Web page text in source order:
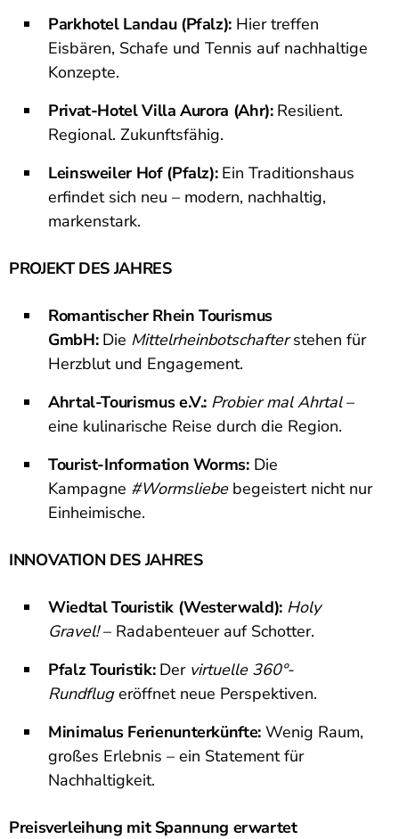
Parkhotel Landau (Pfalz): Hier treffen
Eisbären, Schafe und Tennis auf nachhaltige
Konzepte.
Privat-Hotel Villa Aurora (Ahr):Resilient.
Regional. Zukunftsfähig.
Leinsweiler Hof (Pfalz):Ein Traditionshaus
erfindet sich neu – modern, nachhaltig,
markenstark.
PROJEKT DES JAHRES
Romantischer Rhein Tourismus
GmbH:Die Mittelrheinbotschafterstehen für
Herzblut und Engagement.
Ahrtal-Tourismus e.V.: Probier mal Ahrtal–
eine kulinarische Reise durch die Region.
Tourist-Information Worms:Die
Kampagne #Wormsliebebegeistert nicht nur
Einheimische.
INNOVATION DES JAHRES
Wiedtal Touristik (Westerwald): Holy
Gravel!– Radabenteuer auf Schotter.
Pfalz Touristik:Der virtuelle 360°-
Rundflugeröffnet neue Perspektiven.
Minimalus Ferienunterkünfte:Wenig Raum,
großes Erlebnis – ein Statement für
Nachhaltigkeit.
Preisverleihung mit Spannung erwartet